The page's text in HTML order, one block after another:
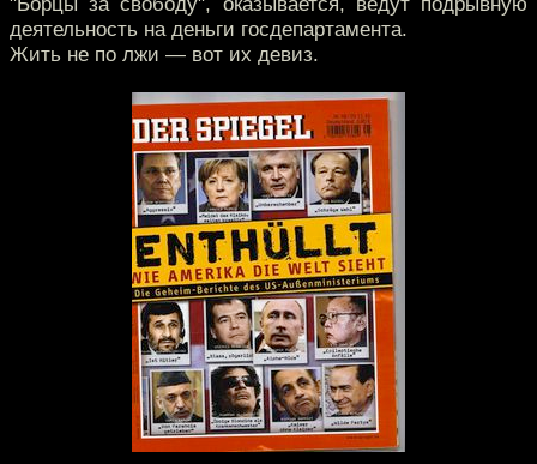
деятельность на деньги госдепартамента.
Жить не по лжи — вот их девиз.